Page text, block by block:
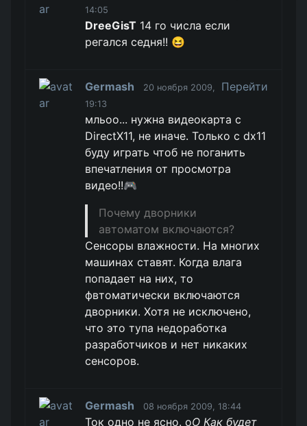
14:05
DreeGisT 14 го числа если
регался седня!! 😆
Germash
20 ноября 2009,
19:13
Перейти
мльоо... нужна видеокарта с
DirectX11, не иначе. Только с dx11
буду играть чтоб не поганить
впечатления от просмотра
видео!!🎮
Почему дворники
автоматом включаются?
Сенсоры влажности. На многих
машинах ставят. Когда влага
попадает на них, то
фвтоматически включаются
дворники. Хотя не исключено,
что это тупа недоработка
разработчиков и нет никаких
сенсоров.
Germash 08 ноября 2009, 18:44
Ток одно не ясно. оО Как будет